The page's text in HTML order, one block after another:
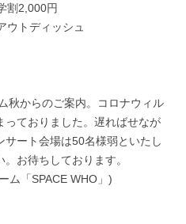
割2,000円
ウトディッシュ
秋からのご案内。コロナウィル
っておりました。遅ればせなが
サート会場は50名様弱といたし
お待ちしております。
ム「SPACE WHO」)